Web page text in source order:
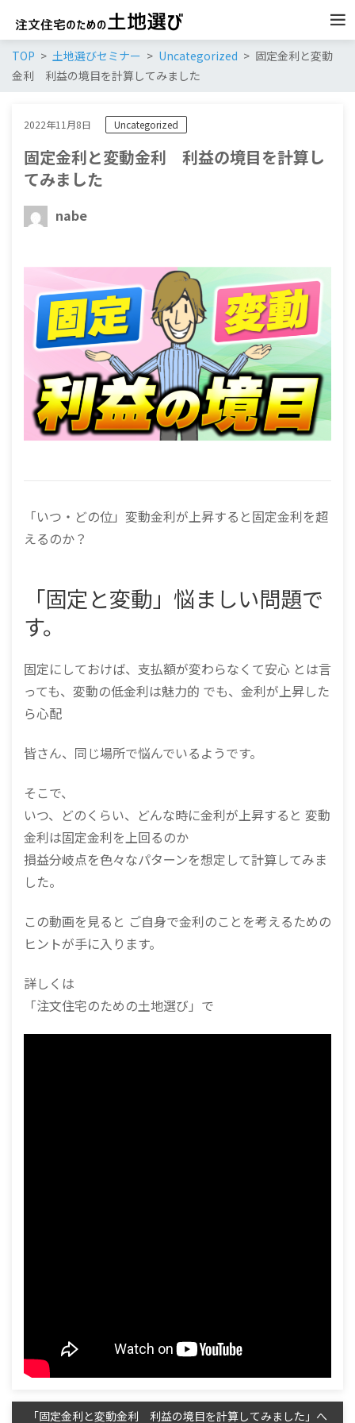
TOP 土地選びセミナー Uncategorized
固定金利と変動
金利 利益の境目を計算してみました
2022年11月8日 Uncategorized
固定金利と変動金利 利益の境目を計算し
てみました
nabe
「いつ・どの位」変動金利が上昇すると固定金利を超
えるのか？
「固定と変動」悩ましい問題で
す。
固定にしておけば、支払額が変わらなくて安心 とは言
っても、変動の低金利は魅力的 でも、金利が上昇した
ら心配
皆さん、同じ場所で悩んでいるようです。
そこで、
いつ、どのくらい、どんな時に金利が上昇すると 変動
金利は固定金利を上回るのか
損益分岐点を色々なパターンを想定して計算してみま
した。
この動画を見ると ご自身で金利のことを考えるための
ヒントが手に入ります。
詳しくは
「注文住宅のための土地選び」で
「固定金利と変動金利 利益の境目を計算してみました」へ